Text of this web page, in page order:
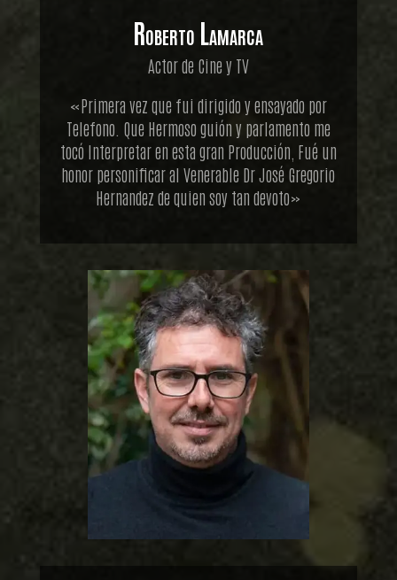
Roberto Lamarca
Actor de Cine y TV
«Primera vez que fui dirigido y ensayado por
Telefono. Que Hermoso guión y parlamento me
tocó Interpretar en esta gran Producción, Fué un
honor personificar al Venerable Dr José Gregorio
Hernandez de quien soy tan devoto»